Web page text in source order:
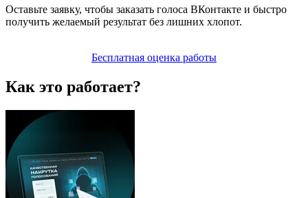
Оставьте заявку, чтобы заказать голоса ВКонтакте и быстро
получить желаемый результат без лишних хлопот.
Бесплатная оценка работы
Как это работает?